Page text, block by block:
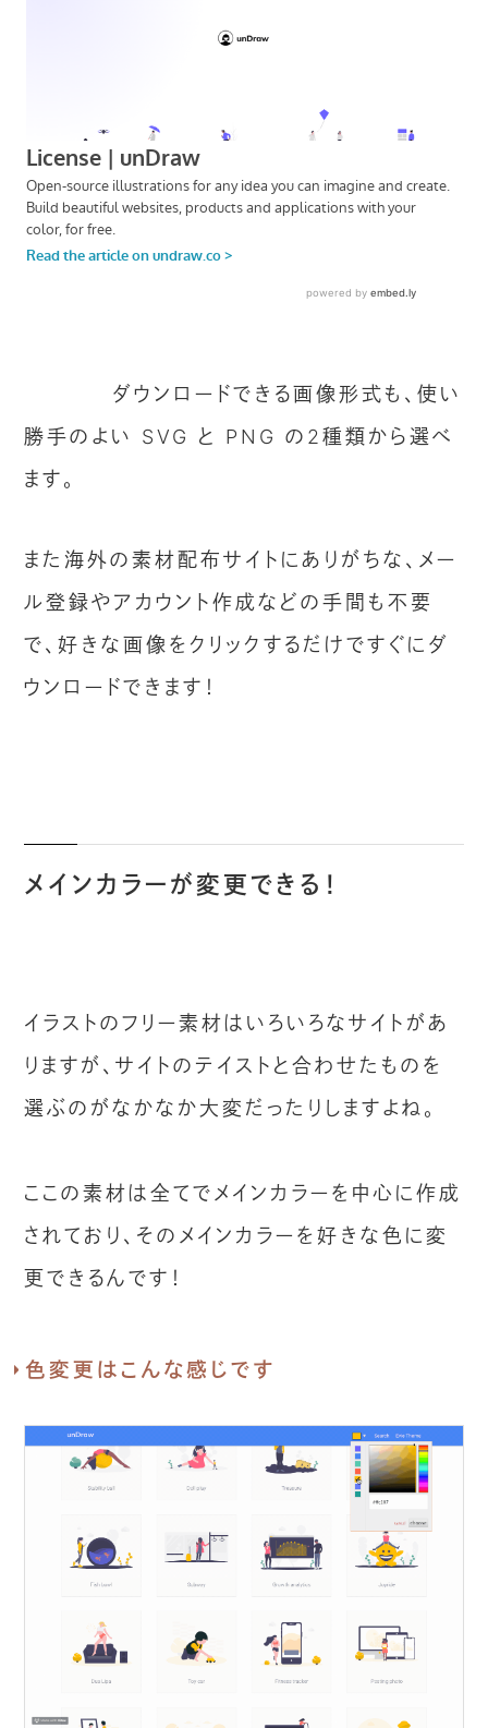
ダウンロードできる画像形式も、使い
勝手のよい SVG と PNG の2種類から選べ
ます。
また海外の素材配布サイトにありがちな、メー
ル登録やアカウント作成などの手間も不要
で、好きな画像をクリックするだけですぐにダ
ウンロードできます！
メインカラーが変更できる！
イラストのフリー素材はいろいろなサイトがあ
りますが、サイトのテイストと合わせたものを
選ぶのがなかなか大変だったりしますよね。
ここの素材は全てでメインカラーを中心に作成
されており、そのメインカラーを好きな色に変
更できるんです！
色変更はこんな感じです